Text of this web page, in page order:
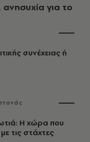
για το
συνέχειας ή
Η χώρα που
τις στάχτες